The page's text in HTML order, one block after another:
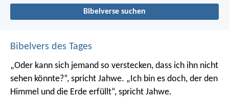
Bibelverse suchen
Bibelvers des Tages
„Oder kann sich jemand so verstecken, dass ich ihn nicht
sehen könnte?“, spricht Jahwe. „Ich bin es doch, der den
Himmel und die Erde erfüllt“, spricht Jahwe.